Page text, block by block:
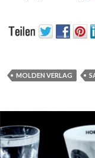
MOLDEN VERLAG